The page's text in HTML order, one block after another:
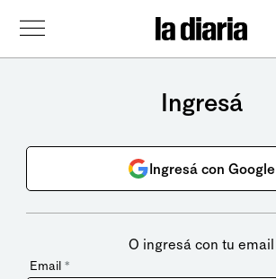
Ingresá
Ingresá con Google
O ingresá con tu email
Email *